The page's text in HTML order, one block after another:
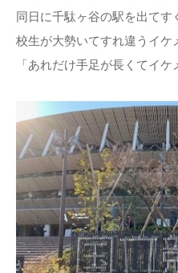
同日に千駄ヶ谷の駅を出て
校生が大勢いてすれ違うイケ
「あれだけ手足が長くてイ